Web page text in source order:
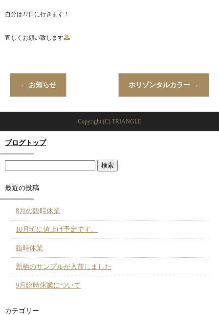
自分は27日に行きます！
宜しくお願い致します
← お知らせ ホリゾンタルカラー →
Copyright (C) TRIANGLE
ブログトップ
最近の投稿
8月の臨時休業
10月頃に値上げ予定です。
臨時休業
新柄のサンプルが入荷しました
9月臨時休業について
カテゴリー